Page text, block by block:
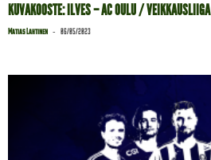
KUVAKOOSTE: ILVES – AC OULU / VEIKKAUSLIIGA
Matias Lahtinen - 06/05/2023